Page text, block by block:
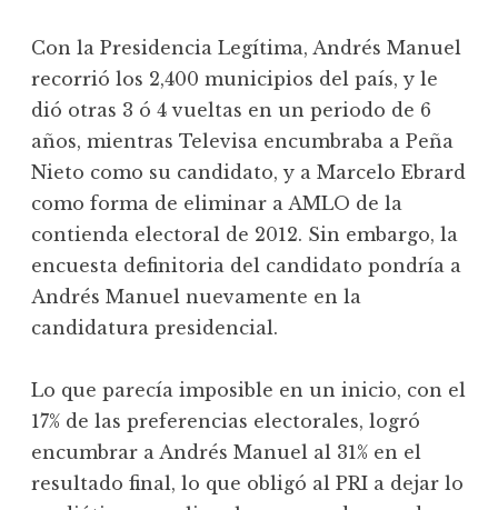
Con la Presidencia Legítima, Andrés Manuel
recorrió los 2,400 municipios del país, y le
dió otras 3 ó 4 vueltas en un periodo de 6
años, mientras Televisa encumbraba a Peña
Nieto como su candidato, y a Marcelo Ebrard
como forma de eliminar a AMLO de la
contienda electoral de 2012. Sin embargo, la
encuesta definitoria del candidato pondría a
Andrés Manuel nuevamente en la
candidatura presidencial.
Lo que parecía imposible en un inicio, con el
17% de las preferencias electorales, logró
encumbrar a Andrés Manuel al 31% en el
resultado final, lo que obligó al PRI a dejar lo